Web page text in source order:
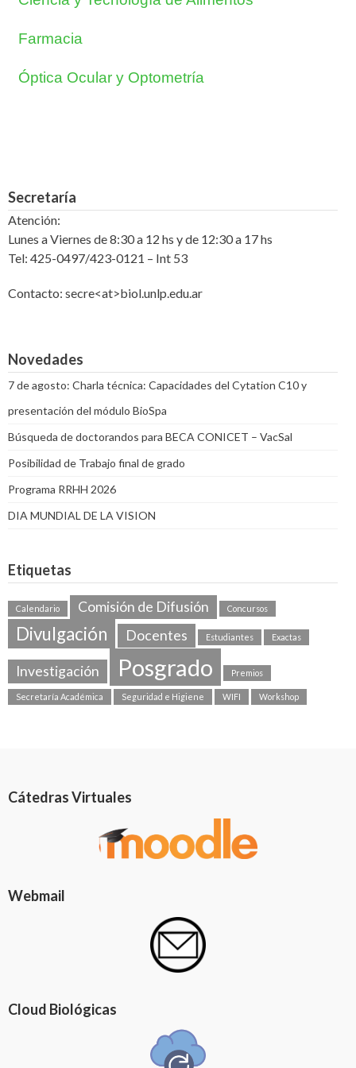
Farmacia
Óptica Ocular y Optometría
Secretaría
Atención:
Lunes a Viernes de 8:30 a 12 hs y de 12:30 a 17 hs
Tel: 425-0497/423-0121 – Int 53
Contacto: secre<at>biol.unlp.edu.ar
Novedades
7 de agosto: Charla técnica: Capacidades del Cytation C10 y
presentación del módulo BioSpa
Búsqueda de doctorandos para BECA CONICET – VacSal
Posibilidad de Trabajo final de grado
Programa RRHH 2026
DIA MUNDIAL DE LA VISION
Etiquetas
Calendario Comisión de Difusión Concursos
Divulgación Docentes Estudiantes Exactas
Investigación Posgrado Premios
Secretaría Académica Seguridad e Higiene WIFI Workshop
Cátedras Virtuales
Webmail
Cloud Biológicas